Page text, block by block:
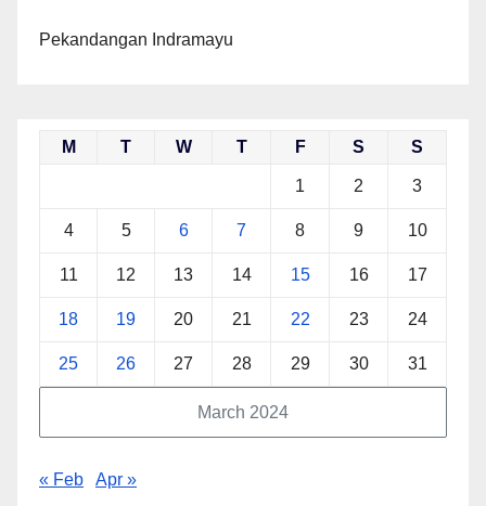
Pekandangan Indramayu
March 2024
M T W T F S S
1 2 3
4 5 6 7 8 9 10
11 12 13 14 15 16 17
18 19 20 21 22 23 24
25 26 27 28 29 30 31
« Feb Apr »